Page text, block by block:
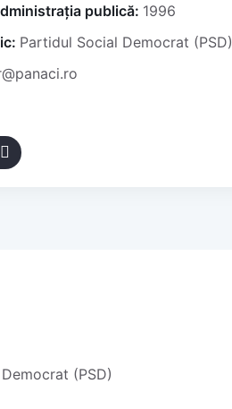
publică: 1996
Partidul Social Democrat (PSD)
(PSD)